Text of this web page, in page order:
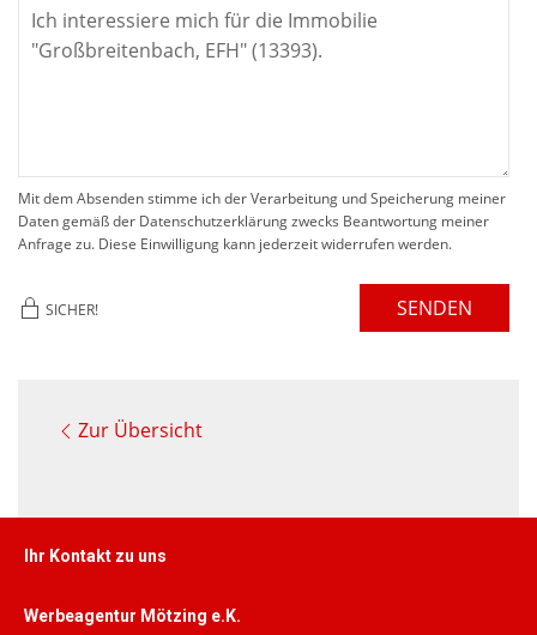
Mit dem Absenden stimme ich der Verarbeitung und Speicherung meiner
Daten gemäß der Datenschutzerklärung zwecks Beantwortung meiner
Anfrage zu. Diese Einwilligung kann jederzeit widerrufen werden.
SICHER! SENDEN
Zur Übersicht
Ihr Kontakt zu uns
Werbeagentur Mötzing e.K.